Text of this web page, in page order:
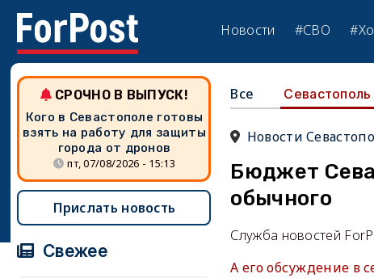
Новости #СВО
Все Севастополь
Новости
Бюджет
обычного
Служба новостей
А его обсуждение в
СРОЧНО В ВЫПУСК!
Кого в Севастополе готовы
взять на работу для защиты
города от дронов
пт, 07/08/2026 - 15:13
Прислать новость
Свежее